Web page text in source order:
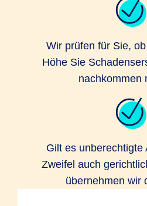
Wir prüfen für Sie,
Höhe Sie
nachkommen
Gilt es unberechtigte
Zweifel auch
übernehmen wir